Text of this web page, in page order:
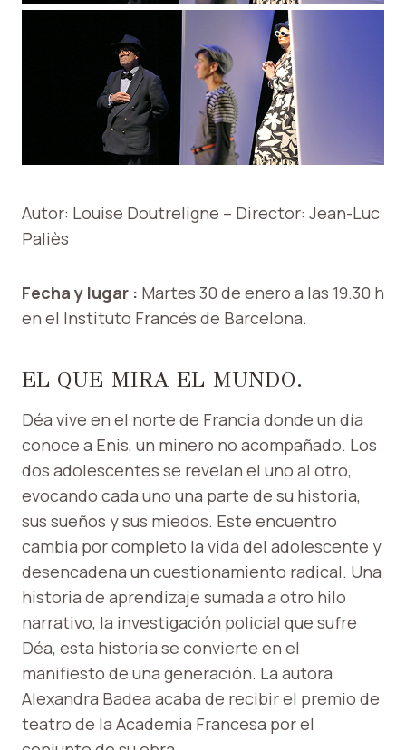
Autor: Louise Doutreligne – Director: Jean-Luc
Paliès
Fecha y lugar : Martes 30 de enero a las 19.30 h
en el Instituto Francés de Barcelona.
EL QUE MIRA EL MUNDO.
Déa vive en el norte de Francia donde un día
conoce a Enis, un minero no acompañado. Los
dos adolescentes se revelan el uno al otro,
evocando cada uno una parte de su historia,
sus sueños y sus miedos. Este encuentro
cambia por completo la vida del adolescente y
desencadena un cuestionamiento radical. Una
historia de aprendizaje sumada a otro hilo
narrativo, la investigación policial que sufre
Déa, esta historia se convierte en el
manifiesto de una generación. La autora
Alexandra Badea acaba de recibir el premio de
teatro de la Academia Francesa por el